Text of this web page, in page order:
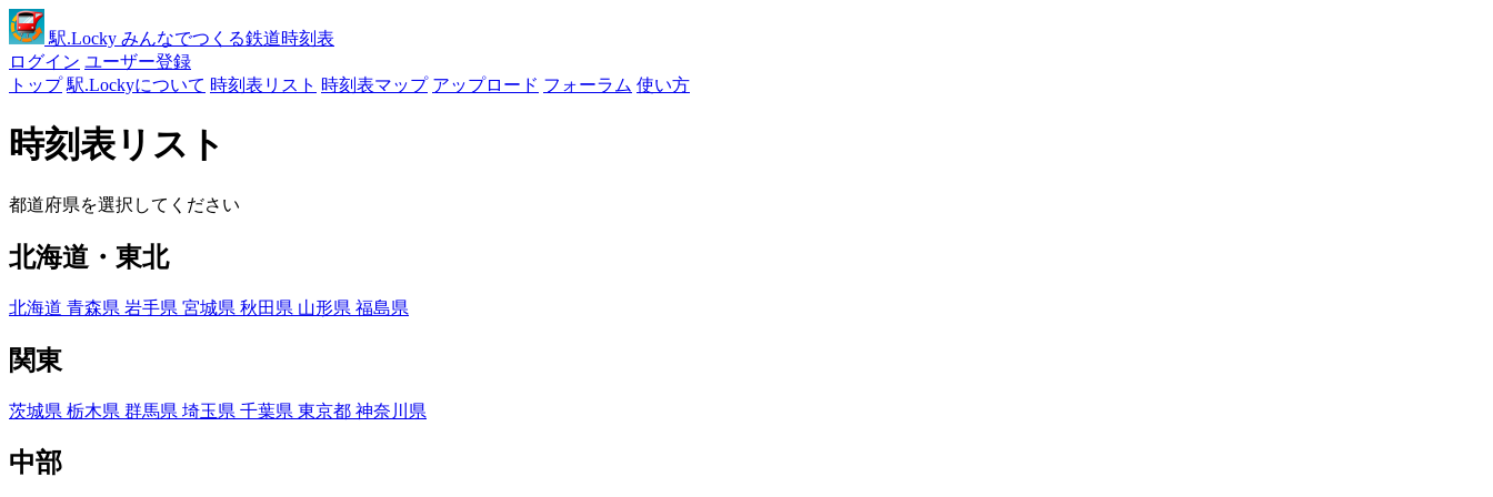
駅.Locky みんなでつくる鉄道時刻表
ログイン ユーザー登録
トップ 駅.Lockyについて 時刻表リスト 時刻表マップ アップロード フォーラム 使い方
時刻表リスト
都道府県を選択してください
北海道・東北
北海道 青森県 岩手県 宮城県 秋田県 山形県 福島県
関東
茨城県 栃木県 群馬県 埼玉県 千葉県 東京都 神奈川県
中部